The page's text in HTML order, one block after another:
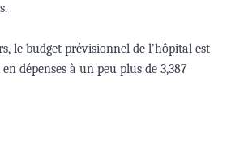
le budget prévisionnel de l’hôpital est
dépenses à un peu plus de 3,387